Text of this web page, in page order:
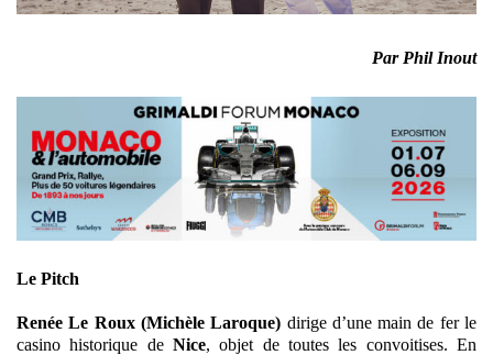
Par Phil Inout
Le Pitch
Renée Le Roux (Michèle Laroque) dirige d’une main de fer le
casino historique de Nice, objet de toutes les convoitises. En